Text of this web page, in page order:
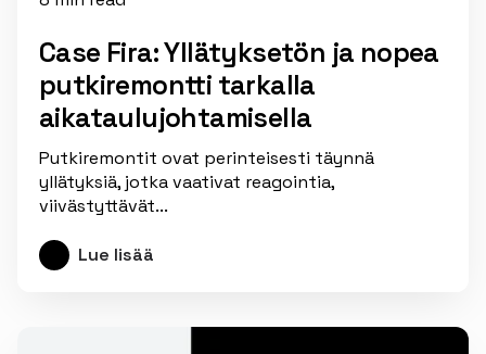
Case Fira: Yllätyksetön ja nopea
putkiremontti tarkalla
aikataulujohtamisella
Putkiremontit ovat perinteisesti täynnä
yllätyksiä, jotka vaativat reagointia,
viivästyttävät...
Lue lisää